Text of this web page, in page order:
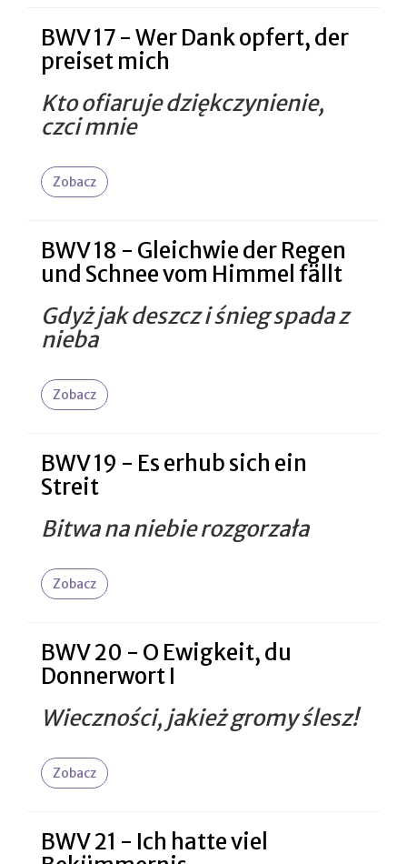
BWV 17 - Wer Dank opfert, der
preiset mich
Kto ofiaruje dziękczynienie,
czci mnie
Zobacz
BWV 18 - Gleichwie der Regen
und Schnee vom Himmel fällt
Gdyż jak deszcz i śnieg spada z
nieba
Zobacz
BWV 19 - Es erhub sich ein
Streit
Bitwa na niebie rozgorzała
Zobacz
BWV 20 - O Ewigkeit, du
Donnerwort I
Wieczności, jakież gromy ślesz!
Zobacz
BWV 21 - Ich hatte viel